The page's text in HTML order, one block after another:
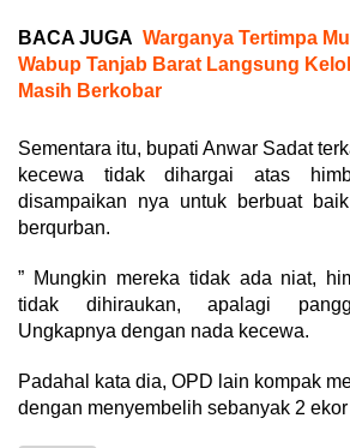
BACA JUGA Warganya Tertimpa
Wabup Tanjab Barat Langsung
Masih Berkobar
Sementara itu, bupati Anwar Sadat
kecewa tidak dihargai atas
disampaikan nya untuk berbuat
berqurban.
” Mungkin mereka tidak ada niat,
tidak dihiraukan, apalagi
Ungkapnya dengan nada kecewa.
Padahal kata dia, OPD lain kompak
dengan menyembelih sebanyak 2